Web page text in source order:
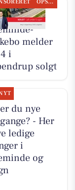
OPSLAGSTAVLEN
melder
i
solgt
du nye
- Her
ledige
i
og